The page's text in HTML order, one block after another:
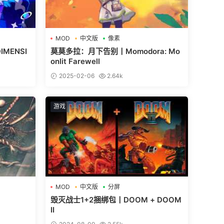
MOD 中文版 像素
莫莫多拉：月下告别丨Momodora: Mo
onlit Farewell
2025-02-06 2.64k
游戏
MOD 中文版 分屏
毁灭战士1+2捆绑包丨DOOM + DOOM
II